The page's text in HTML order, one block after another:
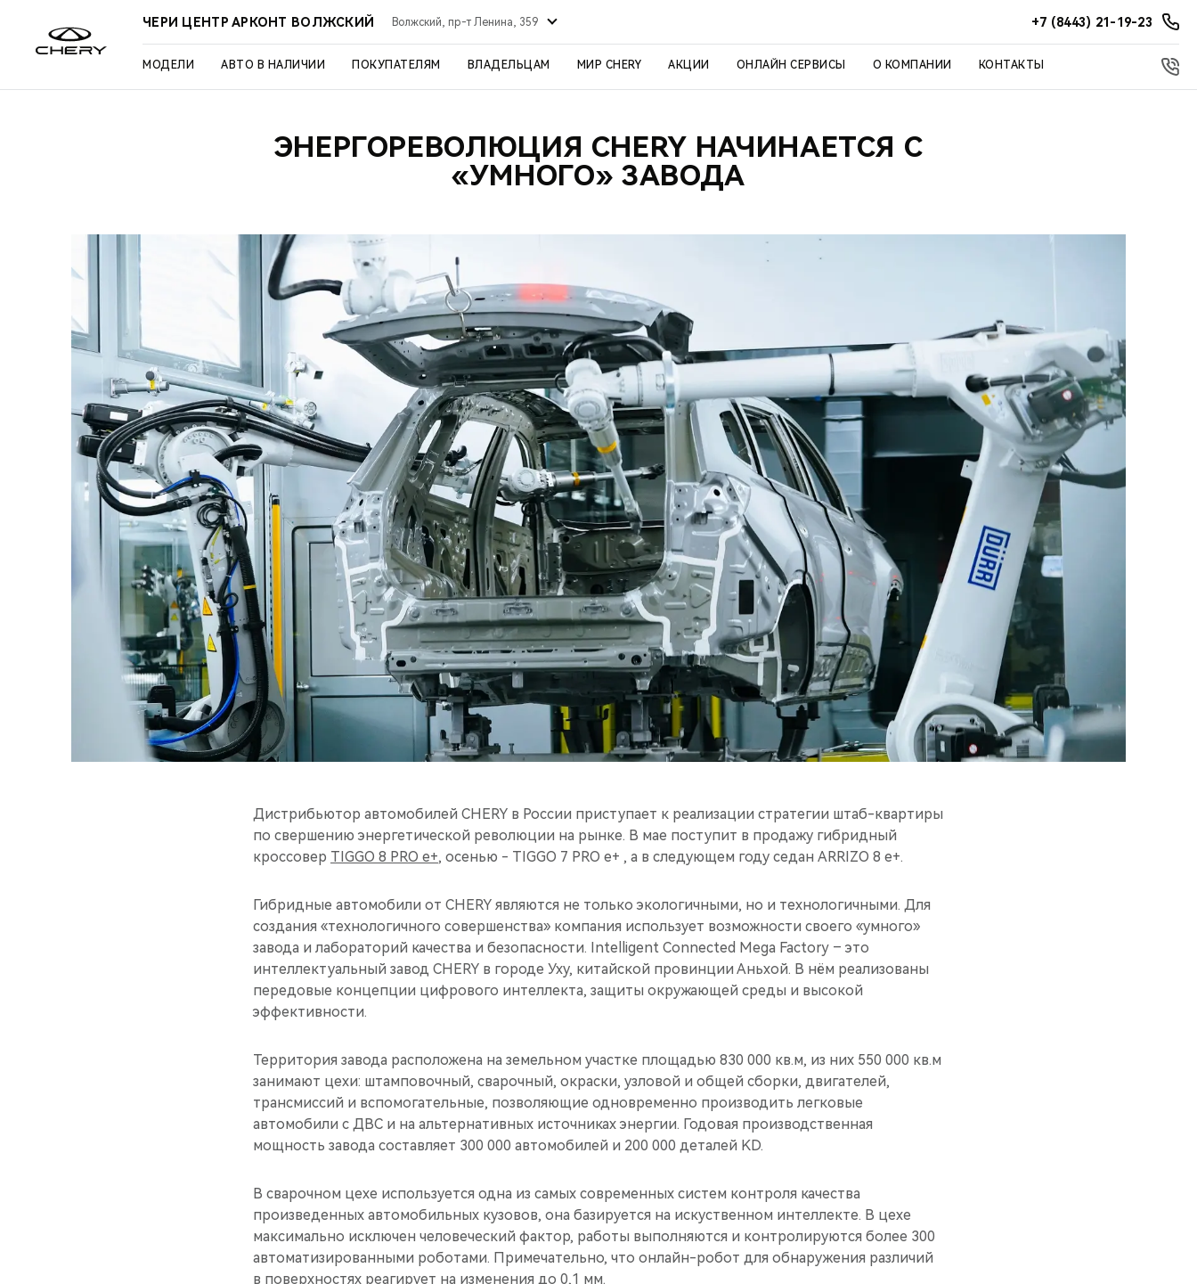
ЧЕРИ ЦЕНТР АРКОНТ ВОЛЖСКИЙ Волжский, пр-т Ленина, 359 +7 (8443) 21-19-23
МОДЕЛИ АВТО В НАЛИЧИИ ПОКУПАТЕЛЯМ ВЛАДЕЛЬЦАМ МИР CHERY АКЦИИ ОНЛАЙН СЕРВИСЫ О КОМПАНИИ КОНТАКТЫ
ЭНЕРГОРЕВОЛЮЦИЯ CHERY НАЧИНАЕТСЯ С
«УМНОГО» ЗАВОДА
Дистрибьютор автомобилей CHERY в России приступает к реализации стратегии штаб-квартиры
по свершению энергетической революции на рынке. В мае поступит в продажу гибридный
кроссовер TIGGO 8 PRO e+, осенью - TIGGO 7 PRO e+ , а в следующем году седан ARRIZO 8 e+.
Гибридные автомобили от CHERY являются не только экологичными, но и технологичными. Для
создания «технологичного совершенства» компания использует возможности своего «умного»
завода и лабораторий качества и безопасности. Intelligent Connected Mega Factory – это
интеллектуальный завод CHERY в городе Уху, китайской провинции Аньхой. В нём реализованы
передовые концепции цифрового интеллекта, защиты окружающей среды и высокой
эффективности.
Территория завода расположена на земельном участке площадью 830 000 кв.м, из них 550 000 кв.м
занимают цехи: штамповочный, сварочный, окраски, узловой и общей сборки, двигателей,
трансмиссий и вспомогательные, позволяющие одновременно производить легковые
автомобили с ДВС и на альтернативных источниках энергии. Годовая производственная
мощность завода составляет 300 000 автомобилей и 200 000 деталей KD.
В сварочном цехе используется одна из самых современных систем контроля качества
произведенных автомобильных кузовов, она базируется на искуственном интеллекте. В цехе
максимально исключен человеческий фактор, работы выполняются и контролируются более 300
автоматизированными роботами. Примечательно, что онлайн-робот для обнаружения различий
в поверхностях реагирует на изменения до 0,1 мм.